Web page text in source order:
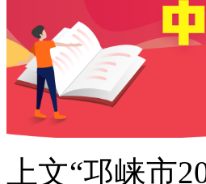
上文“邛崃市